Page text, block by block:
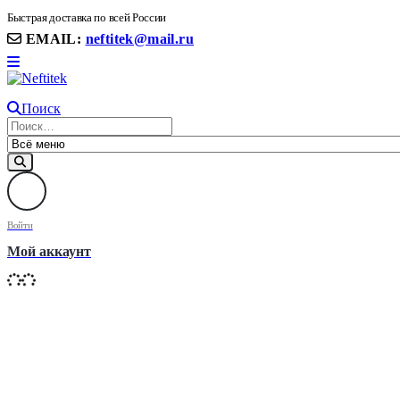
Быстрая доставка по всей России
EMAIL: neftitek@mail.ru
Поиск
Войти
Мой аккаунт
8(906) 399 11 22 | 8(905)367-58-58